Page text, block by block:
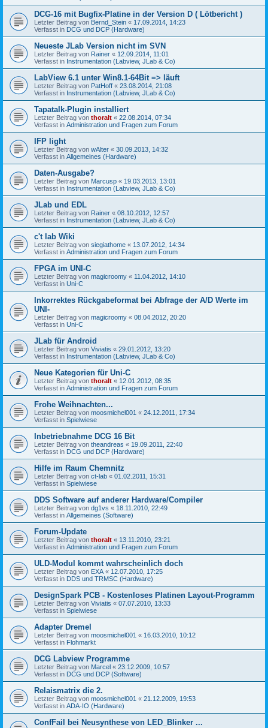
DCG-16 mit Bugfix-Platine in der Version D ( Lötbericht )
Letzter Beitrag von Bernd_Stein « 17.09.2014, 14:23
Verfasst in DCG und DCP (Hardware)
Neueste JLab Version nicht im SVN
Letzter Beitrag von Rainer « 12.09.2014, 11:01
Verfasst in Instrumentation (Labview, JLab & Co)
LabView 6.1 unter Win8.1-64Bit => läuft
Letzter Beitrag von PatHoff « 23.08.2014, 21:08
Verfasst in Instrumentation (Labview, JLab & Co)
Tapatalk-Plugin installiert
Letzter Beitrag von thoralt « 22.08.2014, 07:34
Verfasst in Administration und Fragen zum Forum
IFP light
Letzter Beitrag von wAlter « 30.09.2013, 14:32
Verfasst in Allgemeines (Hardware)
Daten-Ausgabe?
Letzter Beitrag von Marcusp « 19.03.2013, 13:01
Verfasst in Instrumentation (Labview, JLab & Co)
JLab und EDL
Letzter Beitrag von Rainer « 08.10.2012, 12:57
Verfasst in Instrumentation (Labview, JLab & Co)
c't lab Wiki
Letzter Beitrag von siegiathome « 13.07.2012, 14:34
Verfasst in Administration und Fragen zum Forum
FPGA im UNI-C
Letzter Beitrag von magicroomy « 11.04.2012, 14:10
Verfasst in Uni-C
Inkorrektes Rückgabeformat bei Abfrage der A/D Werte im
UNI-
Letzter Beitrag von magicroomy « 08.04.2012, 20:20
Verfasst in Uni-C
JLab für Android
Letzter Beitrag von Viviatis « 29.01.2012, 13:20
Verfasst in Instrumentation (Labview, JLab & Co)
Neue Kategorien für Uni-C
Letzter Beitrag von thoralt « 12.01.2012, 08:35
Verfasst in Administration und Fragen zum Forum
Frohe Weihnachten...
Letzter Beitrag von moosmichel001 « 24.12.2011, 17:34
Verfasst in Spielwiese
Inbetriebnahme DCG 16 Bit
Letzter Beitrag von theandreas « 19.09.2011, 22:40
Verfasst in DCG und DCP (Hardware)
Hilfe im Raum Chemnitz
Letzter Beitrag von ct-lab « 01.02.2011, 15:31
Verfasst in Spielwiese
DDS Software auf anderer Hardware/Compiler
Letzter Beitrag von dg1vs « 18.11.2010, 22:49
Verfasst in Allgemeines (Software)
Forum-Update
Letzter Beitrag von thoralt « 13.11.2010, 23:21
Verfasst in Administration und Fragen zum Forum
ULD-Modul kommt wahrscheinlich doch
Letzter Beitrag von EXA « 12.07.2010, 17:25
Verfasst in DDS und TRMSC (Hardware)
DesignSpark PCB - Kostenloses Platinen Layout-Programm
Letzter Beitrag von Viviatis « 07.07.2010, 13:33
Verfasst in Spielwiese
Adapter Dremel
Letzter Beitrag von moosmichel001 « 16.03.2010, 10:12
Verfasst in Flohmarkt
DCG Labview Programme
Letzter Beitrag von Marcel « 23.12.2009, 10:57
Verfasst in DCG und DCP (Software)
Relaismatrix die 2.
Letzter Beitrag von moosmichel001 « 21.12.2009, 19:53
Verfasst in ADA-IO (Hardware)
ConfFail bei Neusynthese von LED_Blinker ...